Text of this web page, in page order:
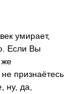
умирает,
Если Вы
же
признаётесь
ну, да,